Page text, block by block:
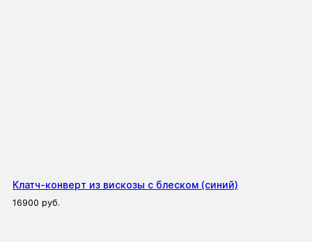
Клатч-конверт из вискозы с блеском (синий)
16900 руб.